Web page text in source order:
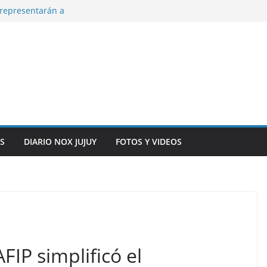
a
DIARIO NOX JUJUY FOTOS Y VIDEOS
simplificó el